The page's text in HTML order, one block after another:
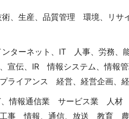
術、生産、品質管理 環境、リ
ンターネット、IT 人事、労務
宣伝、IR 情報システム、情報
ライアンス 経営、経営企画、
、情報通信業 サービス業 人材
事 情報、通信、放送 教育